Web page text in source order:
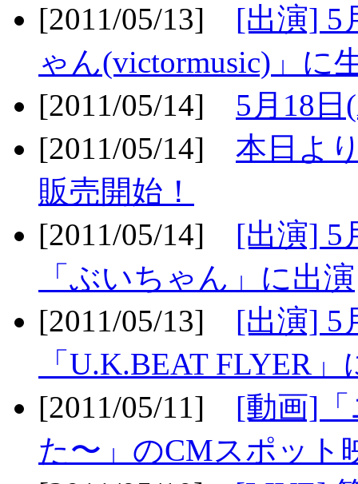
[2011/05/13] [出演] 5
ゃん(victormusic)」に
[2011/05/14] 5月18
[2011/05/14] 本日よ
販売開始！
[2011/05/14] [出演] 5
「ぶいちゃん」に出演
[2011/05/13] [出演] 5
「U.K.BEAT FLYER
[2011/05/11] [動画]
た〜」のCMスポット